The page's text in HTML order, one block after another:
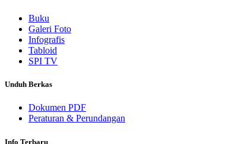
Buku
Galeri Foto
Infografis
Tabloid
SPI TV
Unduh Berkas
Dokumen PDF
Peraturan & Perundangan
Info Terbaru